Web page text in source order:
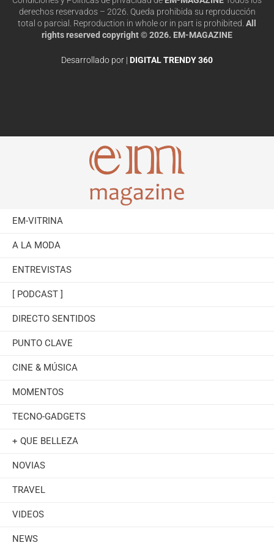
derechos reservados – 2026. Queda prohibida su reproducción
total o parcial. Reproduction in whole or in part is prohibited. All
rights reserved copyright © 2026. EM-MAGAZINE
Desarrollado por | DIGITAL TRENDY 360
EM-VITRINA
A LA MODA
ENTREVISTAS
[ PODCAST ]
DIRECTO SENTIDOS
PUNTO CLAVE
CINE & MÚSICA
MOMENTOS
TECNO-GADGETS
+ QUE BELLEZA
NOVIAS
TRAVEL
VIDEOS
NEWS